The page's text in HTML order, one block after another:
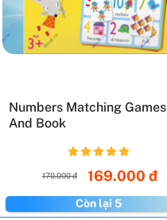
Numbers Matching Games
And Book
170.000 đ 169.000 đ
Còn lại 5